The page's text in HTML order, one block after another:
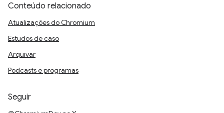
Conteúdo relacionado
Atualizações do Chromium
Estudos de caso
Arquivar
Podcasts e programas
Seguir